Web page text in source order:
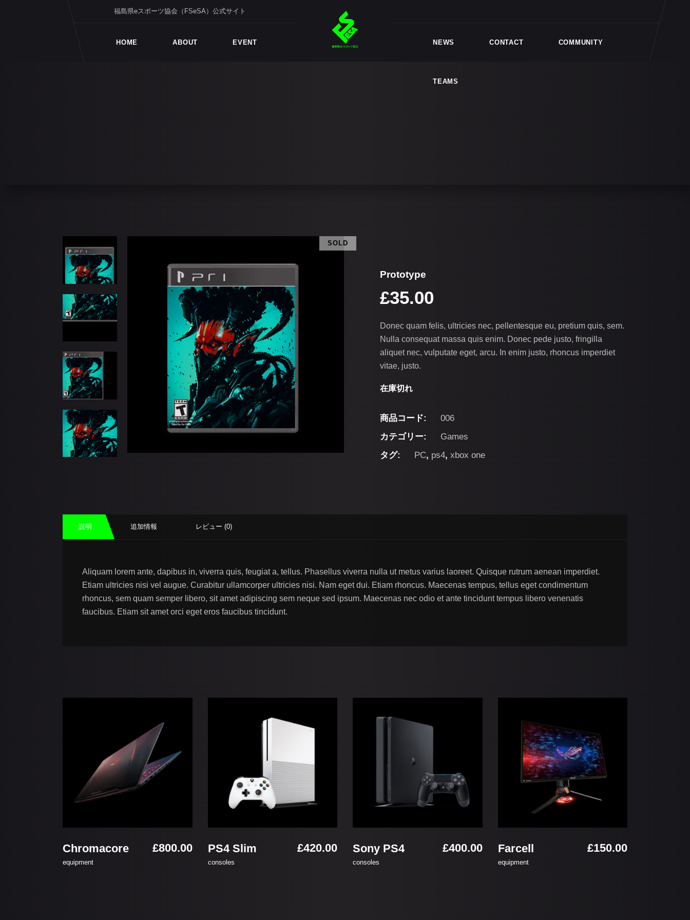
福島県eスポーツ協会（FSeSA）公式サイト
HOME ABOUT EVENT NEWS CONTACT COMMUNITY
TEAMS
SOLD
Prototype
£35.00
Donec quam felis, ultricies nec, pellentesque eu, pretium quis, sem.
Nulla consequat massa quis enim. Donec pede justo, fringilla
aliquet nec, vulputate eget, arcu. In enim justo, rhoncus imperdiet
vitae, justo.
在庫切れ
商品コード:
006
カテゴリー:
Games
タグ:
PC, ps4, xbox one
説明 追加情報 レビュー (0)
Aliquam lorem ante, dapibus in, viverra quis, feugiat a, tellus. Phasellus viverra nulla ut metus varius laoreet. Quisque rutrum aenean imperdiet.
Etiam ultricies nisi vel augue. Curabitur ullamcorper ultricies nisi. Nam eget dui. Etiam rhoncus. Maecenas tempus, tellus eget condimentum
rhoncus, sem quam semper libero, sit amet adipiscing sem neque sed ipsum. Maecenas nec odio et ante tincidunt tempus libero venenatis
faucibus. Etiam sit amet orci eget eros faucibus tincidunt.
Chromacore £800.00
equipment
PS4 Slim £420.00
consoles
Sony PS4 £400.00
consoles
お買い物カゴに追加
Farcell £150.00
equipment